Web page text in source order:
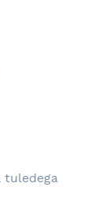
tuledega